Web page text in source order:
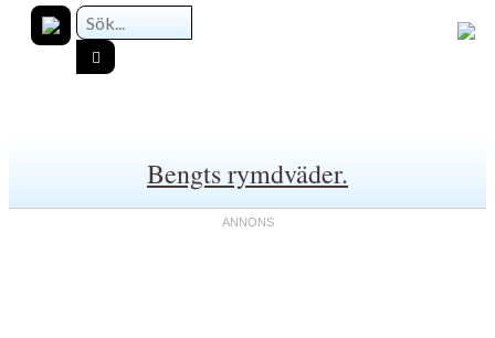
Bengts rymdväder.